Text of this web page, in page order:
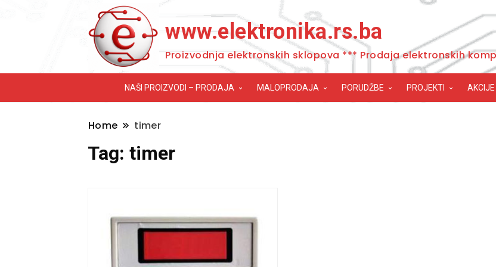
www.elektronika.rs.ba
Proizvodnja elektronskih sklopova *** Prodaja elektronskih
NAŠI PROIZVODI – PRODAJA MALOPRODAJA PORUDŽBE PROJEKTI
Home timer
Tag: timer